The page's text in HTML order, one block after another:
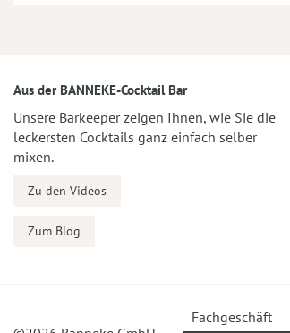
Aus der BANNEKE-Cocktail Bar
Unsere Barkeeper zeigen Ihnen, wie Sie die
leckersten Cocktails ganz einfach selber
mixen.
Zu den Videos
Zum Blog
Fachgeschäft